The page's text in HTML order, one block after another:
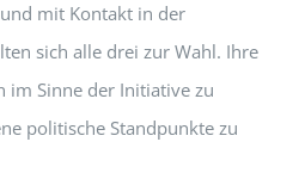
mit Kontakt in der
sich alle drei zur Wahl. Ihre
im Sinne der Initiative zu
politische Standpunkte zu